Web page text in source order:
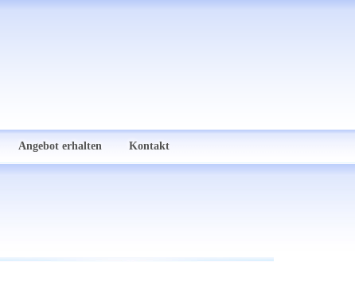
Angebot erhalten Kontakt